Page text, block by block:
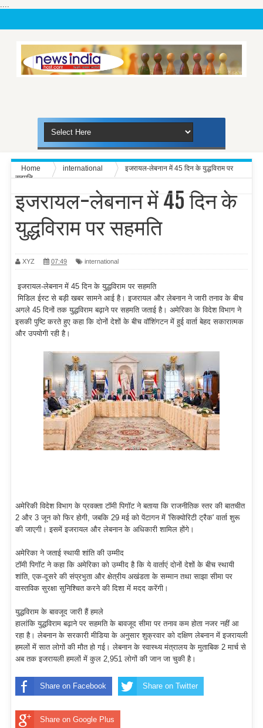
....
Home international
इजरायल-लेबनान में 45 दिन के युद्धविराम पर
सहमति
इजरायल-लेबनान में 45 दिन के
युद्धविराम पर सहमति
XYZ 07:49 international
इजरायल-लेबनान में 45 दिन के युद्धविराम पर सहमति
मिडिल ईस्ट से बड़ी खबर सामने आई है। इजरायल और लेबनान ने जारी तनाव के बीच
अगले 45 दिनों तक युद्धविराम बढ़ाने पर सहमति जताई है। अमेरिका के विदेश विभाग ने
इसकी पुष्टि करते हुए कहा कि दोनों देशों के बीच वॉशिंगटन में हुई वार्ता बेहद सकारात्मक
और उपयोगी रही है।
अमेरिकी विदेश विभाग के प्रवक्ता टॉमी पिगॉट ने बताया कि राजनीतिक स्तर की बातचीत
2 और 3 जून को फिर होगी, जबकि 29 मई को पेंटागन में 'सिक्योरिटी ट्रैक' वार्ता शुरू
की जाएगी। इसमें इजरायल और लेबनान के अधिकारी शामिल होंगे।
अमेरिका ने जताई स्थायी शांति की उम्मीद
टॉमी पिगॉट ने कहा कि अमेरिका को उम्मीद है कि ये वार्ताएं दोनों देशों के बीच स्थायी
शांति, एक-दूसरे की संप्रभुता और क्षेत्रीय अखंडता के सम्मान तथा साझा सीमा पर
वास्तविक सुरक्षा सुनिश्चित करने की दिशा में मदद करेंगी।
युद्धविराम के बावजूद जारी हैं हमले
हालांकि युद्धविराम बढ़ाने पर सहमति के बावजूद सीमा पर तनाव कम होता नजर नहीं आ
रहा है। लेबनान के सरकारी मीडिया के अनुसार शुक्रवार को दक्षिण लेबनान में इजरायली
हमलों में सात लोगों की मौत हो गई। लेबनान के स्वास्थ्य मंत्रालय के मुताबिक 2 मार्च से
अब तक इजरायली हमलों में कुल 2,951 लोगों की जान जा चुकी है।
Share on Facebook Share on Twitter
Share on Google Plus